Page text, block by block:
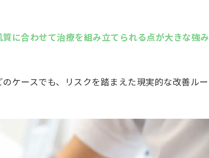
質に合わせて治療を組み立てられる点が大きな強み
ケースでも、リスクを踏まえた現実的な改善ルー